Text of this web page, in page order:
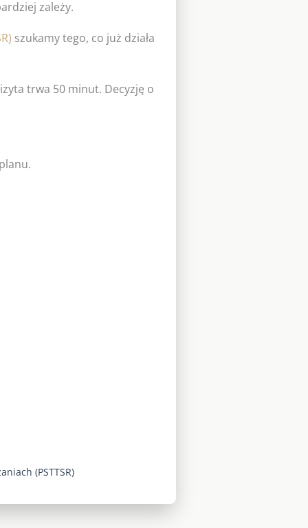
zależy.
szukamy tego, co już działa
trwa 50 minut. Decyzję o
(PSTTSR)